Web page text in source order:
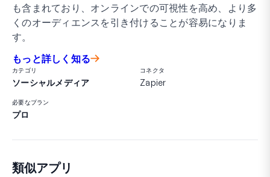
も含まれており、オンラインでの可視性を高め、より多
くのオーディエンスを引き付けることが容易になりま
す。
もっと詳しく知る
カテゴリ
ソーシャルメディア
コネクタ
Zapier
必要なプラン
プロ
類似アプリ